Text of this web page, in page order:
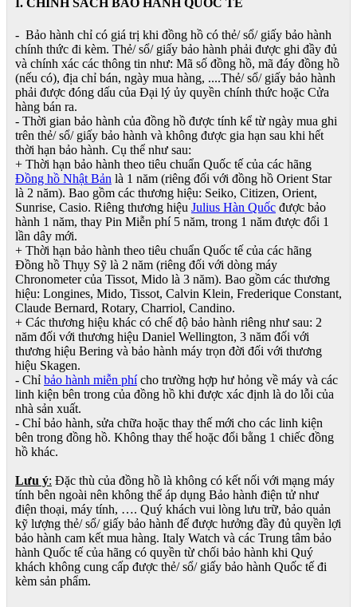
I. CHÍNH SÁCH BẢO HÀNH QUỐC TẾ
- Bảo hành chỉ có giá trị khi đồng hồ có thẻ/ sổ/ giấy bảo hành
chính thức đi kèm. Thẻ/ sổ/ giấy bảo hành phải được ghi đầy đủ
và chính xác các thông tin như: Mã số đồng hồ, mã đáy đồng hồ
(nếu có), địa chỉ bán, ngày mua hàng, ....Thẻ/ sổ/ giấy bảo hành
phải được đóng dấu của Đại lý ủy quyền chính thức hoặc Cửa
hàng bán ra.
- Thời gian bảo hành của đồng hồ được tính kể từ ngày mua ghi
trên thẻ/ sổ/ giấy bảo hành và không được gia hạn sau khi hết
thời hạn bảo hành. Cụ thể như sau:
+ Thời hạn bảo hành theo tiêu chuẩn Quốc tế của các hãng
Đồng hồ Nhật Bản là 1 năm (riêng đối với đồng hồ Orient Star
là 2 năm). Bao gồm các thương hiệu: Seiko, Citizen, Orient,
Sunrise, Casio. Riêng thương hiệu Julius Hàn Quốc được bảo
hành 1 năm, thay Pin Miễn phí 5 năm, trong 1 năm được đổi 1
lần dây mới.
+ Thời hạn bảo hành theo tiêu chuẩn Quốc tế của các hãng
Đồng hồ Thụy Sỹ là 2 năm (riêng đối với dòng máy
Chronometer của Tissot, Mido là 3 năm). Bao gồm các thương
hiệu: Longines, Mido, Tissot, Calvin Klein, Frederique Constant,
Claude Bernard, Rotary, Charriol, Candino.
+ Các thương hiệu khác có chế độ bảo hành riêng như sau: 2
năm đối với thương hiệu Daniel Wellington, 3 năm đối với
thương hiệu Bering và bảo hành máy trọn đời đối với thương
hiệu Skagen.
- Chỉ bảo hành miễn phícho trường hợp hư hỏng về máy và các
linh kiện bên trong của đồng hồ khi được xác định là do lỗi của
nhà sản xuất.
- Chỉ bảo hành, sửa chữa hoặc thay thế mới cho các linh kiện
bên trong đồng hồ. Không thay thế hoặc đổi bằng 1 chiếc đồng
hồ khác.
Lưu ý: Đặc thù của đồng hồ là không có kết nối với mạng máy
tính bên ngoài nên không thể áp dụng Bảo hành điện tử như
điện thoại, máy tính, …. Quý khách vui lòng lưu trữ, bảo quản
kỹ lượng thẻ/ sổ/ giấy bảo hành để được hưởng đầy đủ quyền lợi
bảo hành cam kết mua hàng. Italy Watch và các Trung tâm bảo
hành Quốc tế của hãng có quyền từ chối bảo hành khi Quý
khách không cung cấp được thẻ/ sổ/ giấy bảo hành Quốc tế đi
kèm sản phẩm.